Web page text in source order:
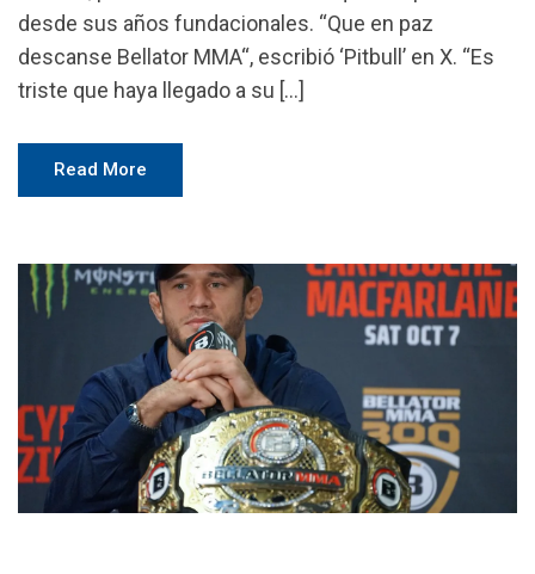
desde sus años fundacionales. “Que en paz
descanse Bellator MMA“, escribió ‘Pitbull’ en X. “Es
triste que haya llegado a su […]
Read More